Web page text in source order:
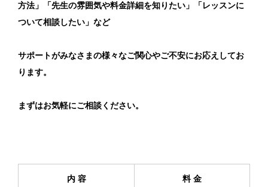
方法」
「先生の雰囲気や料金詳細を知りたい」
「レッスンに
ついて相談したい」など
サポートがみなさまの様々なご関心やご不安にお応えしてお
ります。
まずはお気軽にご相談ください。
内 容 料 金